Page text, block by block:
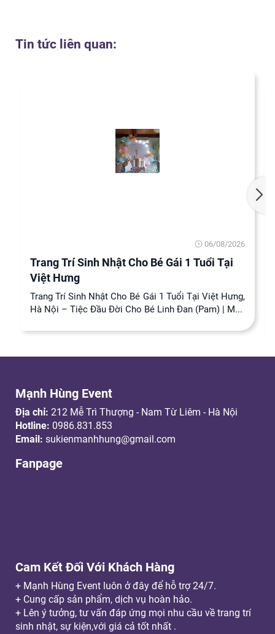
Tin tức liên quan:
06/08/2026
Trang Trí Sinh Nhật Cho Bé Gái 1 Tuổi Tại
Việt Hưng
Trang Trí Sinh Nhật Cho Bé Gái 1 Tuổi Tại Việt Hưng,
Hà Nội – Tiệc Đầu Đời Cho Bé Linh Đan (Pam) | M...
Mạnh Hùng Event
Địa chỉ: 212 Mễ Trì Thượng - Nam Từ Liêm - Hà Nội
Hotline: 0986.831.853
Email: sukienmanhhung@gmail.com
Fanpage
Cam Kết Đối Với Khách Hàng
+ Mạnh Hùng Event luôn ở đây để hỗ trợ 24/7.
+ Cung cấp sản phẩm, dịch vụ hoàn hảo.
+ Lên ý tưởng, tư vấn đáp ứng mọi nhu cầu về trang trí
sinh nhật, sự kiện,với giá cả tốt nhất .